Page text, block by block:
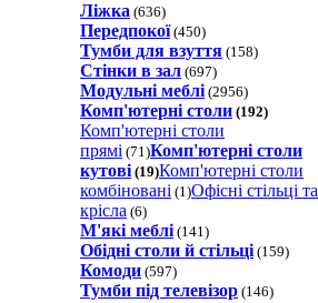
Ліжка (636)
Передпокої(450)
Тумби для взуття (158)
Стінки в зал (697)
Модульні меблі(2956)
Комп'ютерні столи (192)
Комп'ютерні столи
прямi (71)Комп'ютерні столи
кутовi(19)Комп'ютерні столи
комбіновані (1)Офісні стільці та
крісла (6)
М'які меблі(141)
Обідні столи й стільці(159)
Комоди (597)
Тумби під телевізор (146)